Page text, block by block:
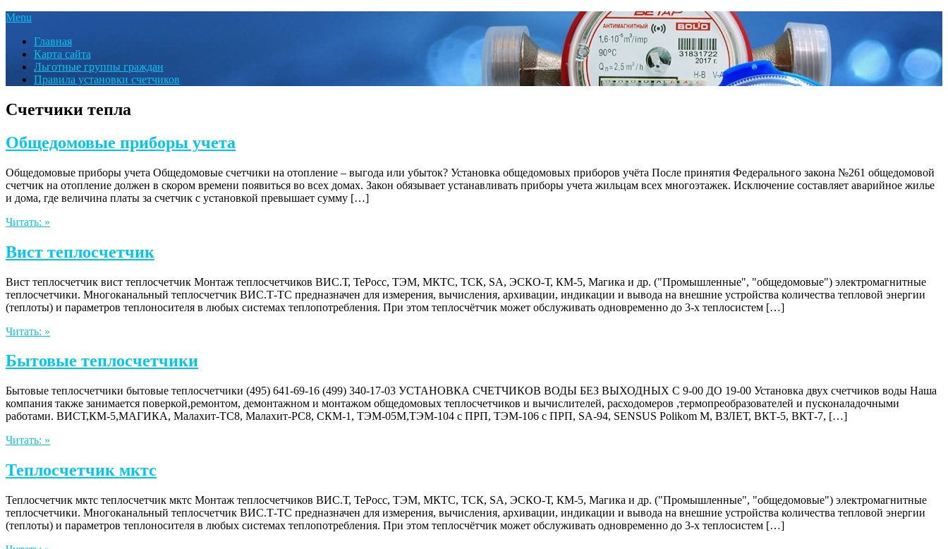
Menu
Главная
Карта сайта
Льготные группы граждан
Правила установки счетчиков
Счетчики тепла
Общедомовые приборы учета
Общедомовые приборы учета Общедомовые счетчики на отопление – выгода или убыток? Установка общедомовых приборов учёта После принятия Федерального закона №261 общедомовой
счетчик на отопление должен в скором времени появиться во всех домах. Закон обязывает устанавливать приборы учета жильцам всех многоэтажек. Исключение составляет аварийное жилье
и дома, где величина платы за счетчик с установкой превышает сумму […]
Читать: »
Вист теплосчетчик
Вист теплосчетчик вист теплосчетчик Монтаж теплосчетчиков ВИС.Т, ТеРосс, ТЭМ, МКТС, ТСК, SA, ЭСКО-Т, КМ-5, Магика и др. ("Промышленные", "общедомовые") электромагнитные
теплосчетчики. Многоканальный теплосчетчик ВИС.Т-ТС предназначен для измерения, вычисления, архивации, индикации и вывода на внешние устройства количества тепловой энергии
(теплоты) и параметров теплоносителя в любых системах теплопотребления. При этом теплосчётчик может обслуживать одновременно до 3-х теплосистем […]
Читать: »
Бытовые теплосчетчики
Бытовые теплосчетчики бытовые теплосчетчики (495) 641-69-16 (499) 340-17-03 УСТАНОВКА СЧЕТЧИКОВ ВОДЫ БЕЗ ВЫХОДНЫХ С 9-00 ДО 19-00 Установка двух счетчиков воды Наша
компания также занимается поверкой,ремонтом, демонтажном и монтажом общедомовых теплосчетчиков и вычислителей, расходомеров ,термопреобразователей и пусконаладочными
работами. ВИСТ,КМ-5,МАГИКА, Малахит-ТС8, Малахит-РС8, СКМ-1, ТЭМ-05М,ТЭМ-104 с ПРП, ТЭМ-106 с ПРП, SA-94, SENSUS Polikom M, ВЗЛЕТ, ВКТ-5, ВКТ-7, […]
Читать: »
Теплосчетчик мктс
Теплосчетчик мктс теплосчетчик мктс Монтаж теплосчетчиков ВИС.Т, ТеРосс, ТЭМ, МКТС, ТСК, SA, ЭСКО-Т, КМ-5, Магика и др. ("Промышленные", "общедомовые") электромагнитные
теплосчетчики. Многоканальный теплосчетчик ВИС.Т-ТС предназначен для измерения, вычисления, архивации, индикации и вывода на внешние устройства количества тепловой энергии
(теплоты) и параметров теплоносителя в любых системах теплопотребления. При этом теплосчётчик может обслуживать одновременно до 3-х теплосистем […]